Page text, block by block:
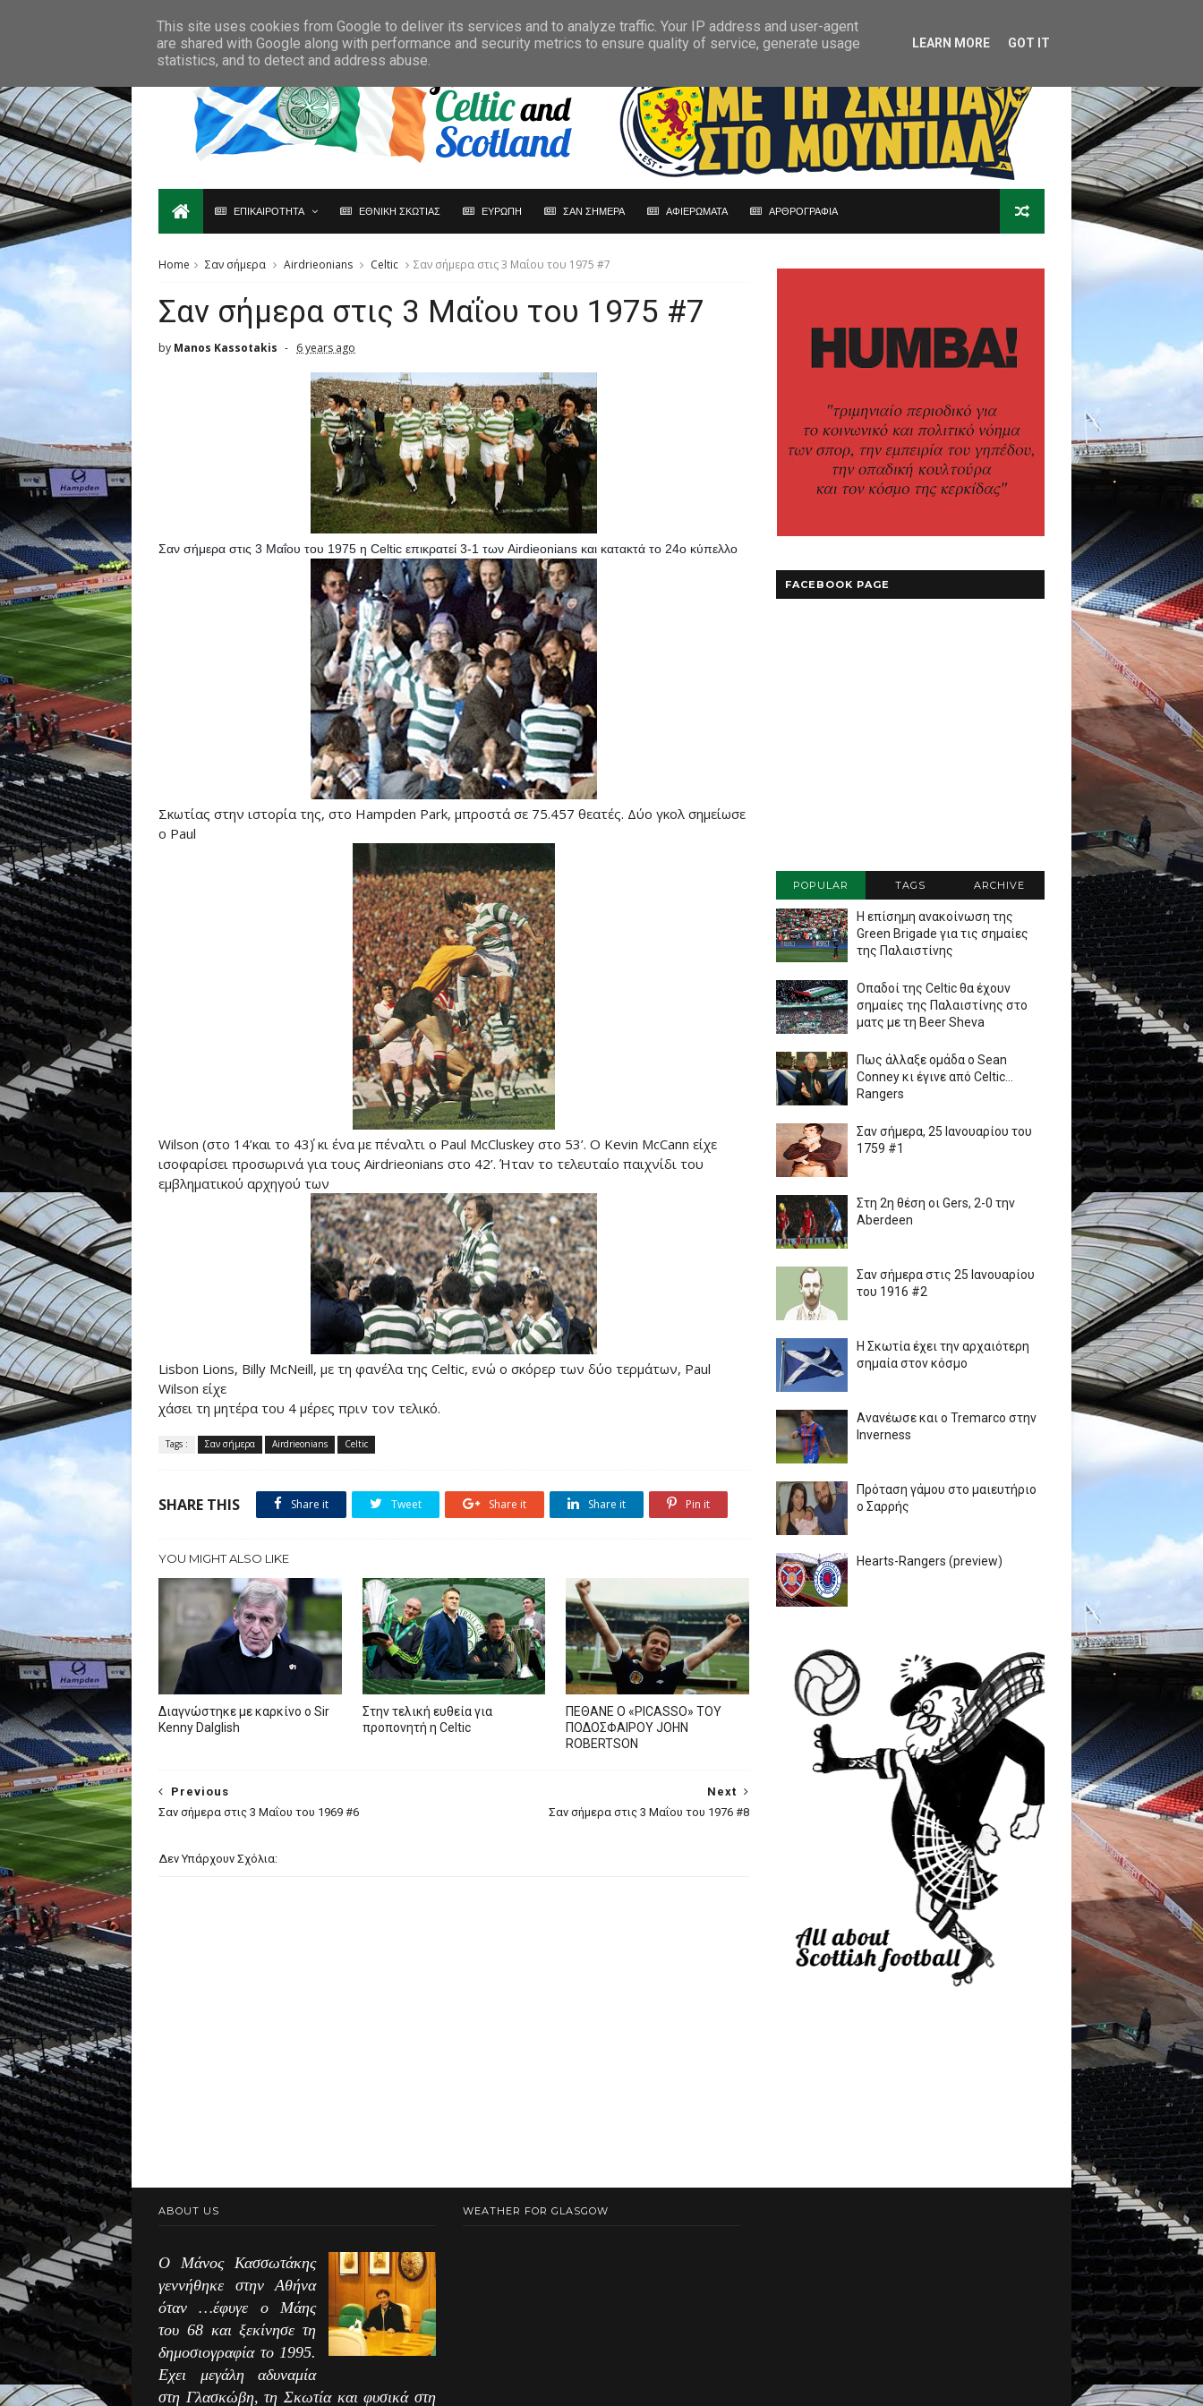
ΕΠΙΚΑΙΡΟΤΗΤΑ ΕΘΝΙΚΗ ΣΚΩΤΙΑΣ ΕΥΡΩΠΗ ΣΑΝ ΣΗΜΕΡΑ ΑΦΙΕΡΩΜΑΤΑ ΑΡΘΡΟΓΡΑΦΙΑ
Home Σαν σήμερα Airdrieonians Celtic Σαν σήμερα στις 3 Μαΐου του 1975 #7
Σαν σήμερα στις 3 Μαΐου του 1975 #7
by Manos Kassotakis 6 years ago
Σαν σήμερα στις 3 Μαΐου του 1975 η Celtic επικρατεί 3-1 των Airdieonians και κατακτά το 24ο κύπελλο
Σκωτίας στην ιστορία της, στο Hampden Park, μπροστά σε 75.457 θεατές. Δύο γκολ σημείωσε
ο Paul
Wilson (στο 14’και το 43΄) κι ένα με πέναλτι ο Paul McCluskey στο 53’. Ο Kevin McCann είχε
ισοφαρίσει προσωρινά για τους Airdrieonians στο 42’. Ήταν το τελευταίο παιχνίδι του
εμβληματικού αρχηγού των
Lisbon Lions, Billy McNeill, με τη φανέλα της Celtic, ενώ ο σκόρερ των δύο τερμάτων, Paul
Wilson είχε
χάσει τη μητέρα του 4 μέρες πριν τον τελικό.
Tags : Σαν σήμερα Airdrieonians Celtic
SHARE THIS Share it Tweet Share it Share it Pin it
YOU MIGHT ALSO LIKE
Διαγνώστηκε με καρκίνο ο Sir
Kenny Dalglish
Στην τελική ευθεία για
προπονητή η Celtic
ΠΕΘΑΝΕ Ο «PICASSO» TOY
ΠΟΔΟΣΦΑΙΡΟΥ JOHN
ROBERTSON
Next
Σαν σήμερα στις 3 Μαΐου του 1976 #8
Previous
Σαν σήμερα στις 3 Μαΐου του 1969 #6
Δεν Υπάρχουν Σχόλια:
FACEBOOK PAGE
POPULAR TAGS ARCHIVE
Η επίσημη ανακοίνωση της
Green Brigade για τις σημαίες
της Παλαιστίνης
Οπαδοί της Celtic θα έχουν
σημαίες της Παλαιστίνης στο
ματς με τη Beer Sheva
Πως άλλαξε ομάδα ο Sean
Conney κι έγινε από Celtic...
Rangers
Σαν σήμερα, 25 Ιανουαρίου του
1759 #1
Στη 2η θέση οι Gers, 2-0 την
Aberdeen
Σαν σήμερα στις 25 Ιανουαρίου
του 1916 #2
Η Σκωτία έχει την αρχαιότερη
σημαία στον κόσμο
Ανανέωσε και ο Tremarco στην
Inverness
Πρόταση γάμου στο μαιευτήριο
ο Σαρρής
Hearts-Rangers (preview)
ABOUT US
Ο Μάνος Κασσωτάκης
γεννήθηκε στην Αθήνα
όταν …έφυγε ο Μάης
του 68 και ξεκίνησε τη
δημοσιογραφία το 1995.
Εχει μεγάλη αδυναμία
στη Γλασκώβη, τη Σκωτία και φυσικά στη
WEATHER FOR GLASGOW
This site uses cookies from Google to deliver its services and to analyze traffic. Your IP address and user-agent
are shared with Google along with performance and security metrics to ensure quality of service, generate usage
statistics, and to detect and address abuse.
LEARN MORE GOT IT